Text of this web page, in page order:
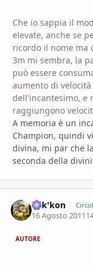
Che io sappia il
elevate, anche se
ricordo il nome ma
3m mi sembra, la
può essere
aumento di
dell'incantesimo, e
raggiungono
A memoria è un
Champion, quindi
divina, mi par che
seconda della
dak'kon
16 Agosto 2011
AUTORE